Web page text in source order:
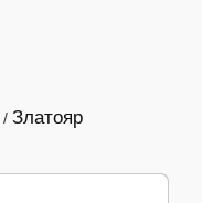
/ Златояр